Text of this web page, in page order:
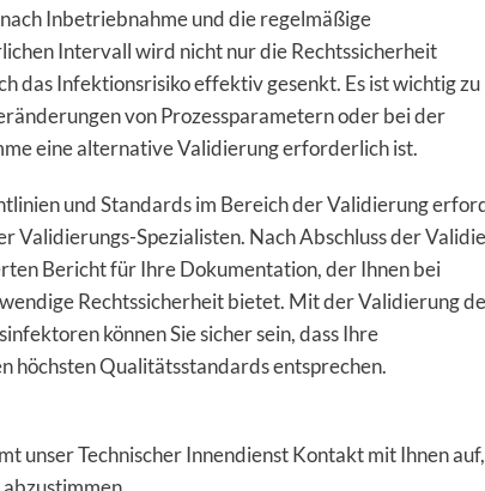
Inbetriebnahme und die regelmäßige
Intervall wird nicht nur die Rechtssicherheit
das Infektionsrisiko effektiv gesenkt. Es ist wichtig zu
von Prozessparametern oder bei der
eine alternative Validierung erforderlich ist.
und Standards im Bereich der Validierung
Validierungs-Spezialisten. Nach Abschluss der
Bericht für Ihre Dokumentation, der Ihnen bei
Rechtssicherheit bietet. Mit der Validierung
können Sie sicher sein, dass Ihre
höchsten Qualitätsstandards entsprechen.
unser Technischer Innendienst Kontakt mit Ihnen